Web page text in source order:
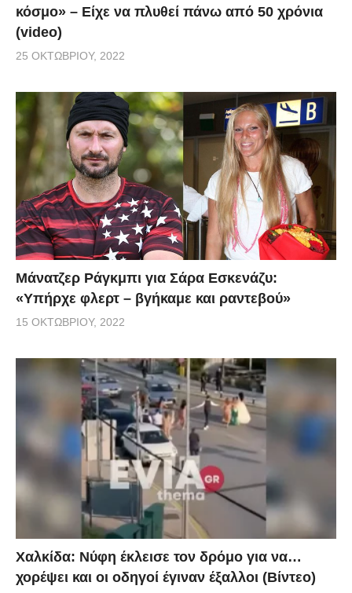
κόσμο» – Είχε να πλυθεί πάνω από 50 χρόνια
(video)
25 ΟΚΤΩΒΡΊΟΥ, 2022
Μάνατζερ Ράγκμπι για Σάρα Εσκενάζυ:
«Υπήρχε φλερτ – βγήκαμε και ραντεβού»
15 ΟΚΤΩΒΡΊΟΥ, 2022
Χαλκίδα: Νύφη έκλεισε τον δρόμο για να…
χορέψει και οι οδηγοί έγιναν έξαλλοι (Βίντεο)